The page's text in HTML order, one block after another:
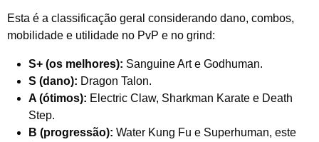
Esta é a classificação geral considerando dano, combos,
mobilidade e utilidade no PvP e no grind:
S+ (os melhores): Sanguine Art e Godhuman.
S (dano): Dragon Talon.
A (ótimos): Electric Claw, Sharkman Karate e Death
Step.
B (progressão): Water Kung Fu e Superhuman, este